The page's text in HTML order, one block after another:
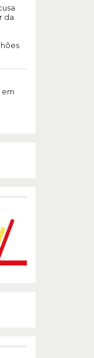
da
em